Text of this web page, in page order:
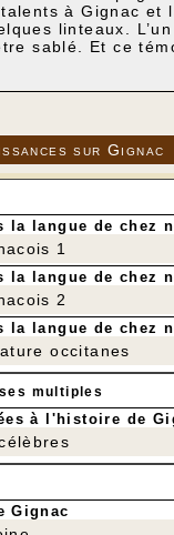
à Gignac et
linteaux.
sablé. Et ce
: il ne restera que
ou archives
du Devoir
main avec de
Non recuso
:« Je ne
ses initiales :
des
sur Gignac
la langue de chez
1
la langue de chez
2
la langue de chez
occitanes
multiples
à l'histoire de
Gignac